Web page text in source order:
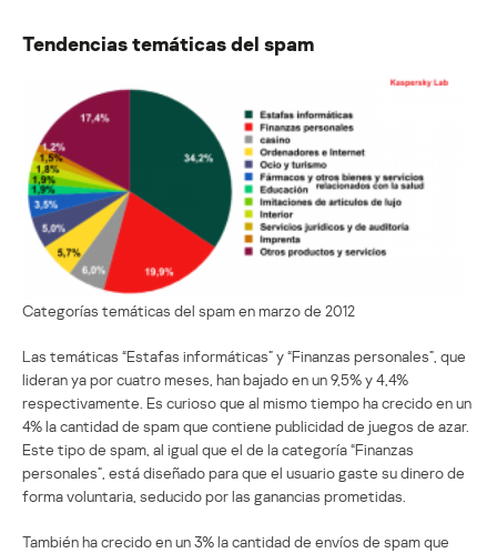
Tendencias temáticas del spam
Categorías temáticas del spam en marzo de 2012
Las temáticas “Estafas informáticas” y “Finanzas personales”, que
lideran ya por cuatro meses, han bajado en un 9,5% y 4,4%
respectivamente. Es curioso que al mismo tiempo ha crecido en un
4% la cantidad de spam que contiene publicidad de juegos de azar.
Este tipo de spam, al igual que el de la categoría “Finanzas
personales”, está diseñado para que el usuario gaste su dinero de
forma voluntaria, seducido por las ganancias prometidas.
También ha crecido en un 3% la cantidad de envíos de spam que